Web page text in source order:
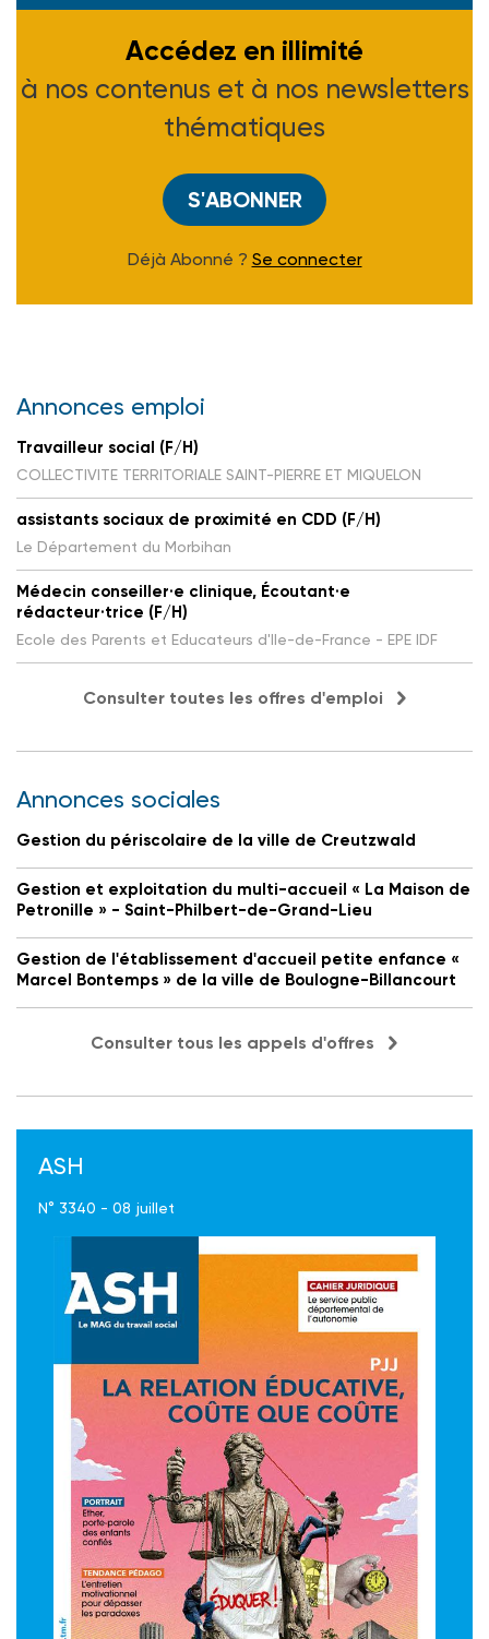
Accédez en illimité
à nos contenus et à nos newsletters
thématiques
S'ABONNER
Déjà Abonné ? Se connecter
Annonces emploi
Travailleur social (F/H)
COLLECTIVITE TERRITORIALE SAINT-PIERRE ET MIQUELON
assistants sociaux de proximité en CDD (F/H)
Le Département du Morbihan
Médecin conseiller·e clinique, Écoutant·e
rédacteur·trice (F/H)
Ecole des Parents et Educateurs d'Ile-de-France - EPE IDF
Consulter toutes les offres d'emploi
Annonces sociales
Gestion du périscolaire de la ville de Creutzwald
Gestion et exploitation du multi-accueil « La Maison de
Petronille » - Saint-Philbert-de-Grand-Lieu
Gestion de l'établissement d'accueil petite enfance «
Marcel Bontemps » de la ville de Boulogne-Billancourt
Consulter tous les appels d'offres
ASH
N° 3340 - 08 juillet